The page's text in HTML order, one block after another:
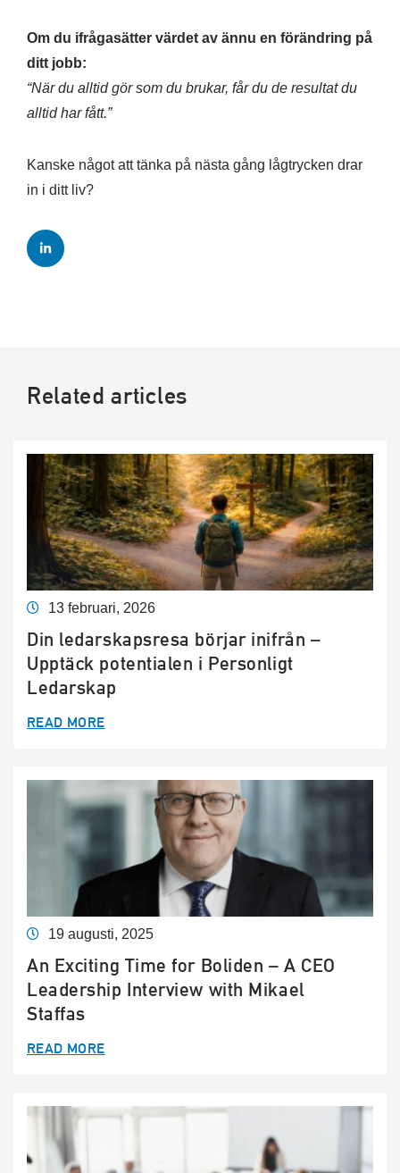
Om du ifrågasätter värdet av ännu en förändring på
ditt jobb:
“När du alltid gör som du brukar, får du de resultat du
alltid har fått.”
Kanske något att tänka på nästa gång lågtrycken drar
in i ditt liv?
Related articles
13 februari, 2026
Din ledarskapsresa börjar inifrån –
Upptäck potentialen i Personligt
Ledarskap
READ MORE
19 augusti, 2025
An Exciting Time for Boliden – A CEO
Leadership Interview with Mikael
Staffas
READ MORE